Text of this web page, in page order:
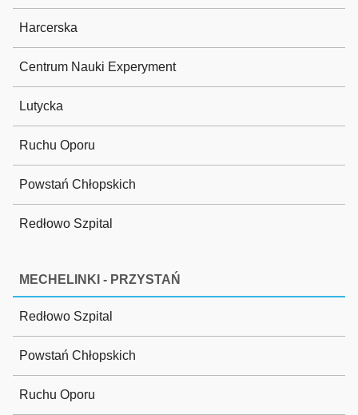
Harcerska
Centrum Nauki Experyment
Lutycka
Ruchu Oporu
Powstań Chłopskich
Redłowo Szpital
MECHELINKI - PRZYSTAŃ
Redłowo Szpital
Powstań Chłopskich
Ruchu Oporu